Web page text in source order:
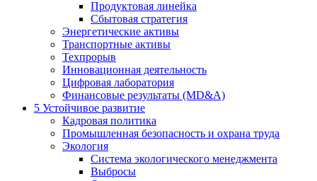
Продуктовая линейка
Сбытовая стратегия
Энергетические активы
Транспортные активы
Техпрорыв
Инновационная деятельность
Цифровая лаборатория
Финансовые результаты (MD&A)
5 Устойчивое развитие
Кадровая политика
Промышленная безопасность и охрана труда
Экология
Система экологического менеджмента
Выбросы